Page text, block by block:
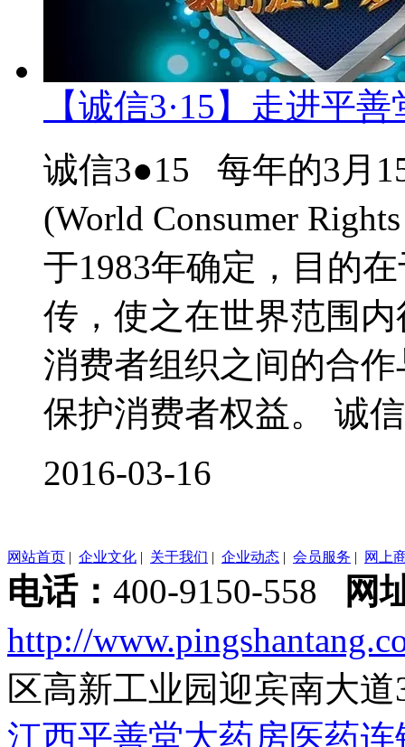
【诚信3·15】走进平
诚信3●15 每年的3月
(World Consumer
于1983年确定，目的
传，使之在世界范围
消费者组织之间的合
保护消费者权益。 诚
2016-03-16
网站首页 | 企业文化 | 关于我们 | 企业动态 | 会员服务 | 网上
电话： 400-9150-558
网
http://
区高新工业园迎宾南大道
江西平善堂大药房医药